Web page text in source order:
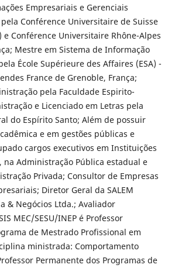
Empresariais e Gerenciais
Conférence Universitaire de Suisse
e Conférence Universitaire Rhône-Alpes
Mestre em Sistema de Informação
École Supérieure des Affaires (ESA) -
France de Grenoble, França;
pela Faculdade Espirito-
e Licenciado em Letras pela
do Espírito Santo; Além de possuir
e em gestões públicas e
cargos executivos em Instituições
na Administração Pública estadual e
Privada; Consultor de Empresas
Diretor Geral da SALEM
& Negócios Ltda.; Avaliador
MEC/SESU/INEP é Professor
de Mestrado Profissional em
ministrada: Comportamento
Permanente dos Programas de